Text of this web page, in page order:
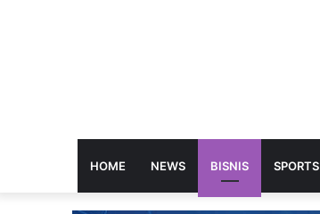
HOME NEWS BISNIS SPORTS